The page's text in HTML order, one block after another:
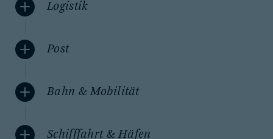
Logistik
Post
Bahn & Mobilität
Schifffahrt & Häfen